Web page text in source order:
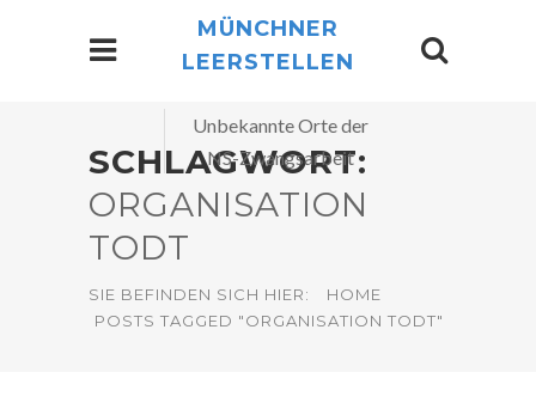
MÜNCHNER
LEERSTELLEN
Unbekannte Orte der
NS-Zwangsarbeit
SCHLAGWORT:
ORGANISATION
TODT
SIE BEFINDEN SICH HIER:
HOME
POSTS TAGGED "ORGANISATION TODT"